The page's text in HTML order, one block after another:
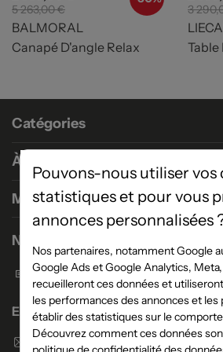
5 263,00 €
BALMORAL
Canapé D'angle Relax
3
Table
Catégories
À propos
Magasins
Nous contacter
Formulaire de contact
Enseigne Atlas Home
Envoyer un email
Pouvons-nous utiliser vos
statistiques et pour vous
annonces personnalisées
Nos partenaires, notamment Google
Google Ads et Google Analytics,
recueilleront ces données et
les performances des annonces et les
établir des statistiques sur le
Découvrez comment ces données